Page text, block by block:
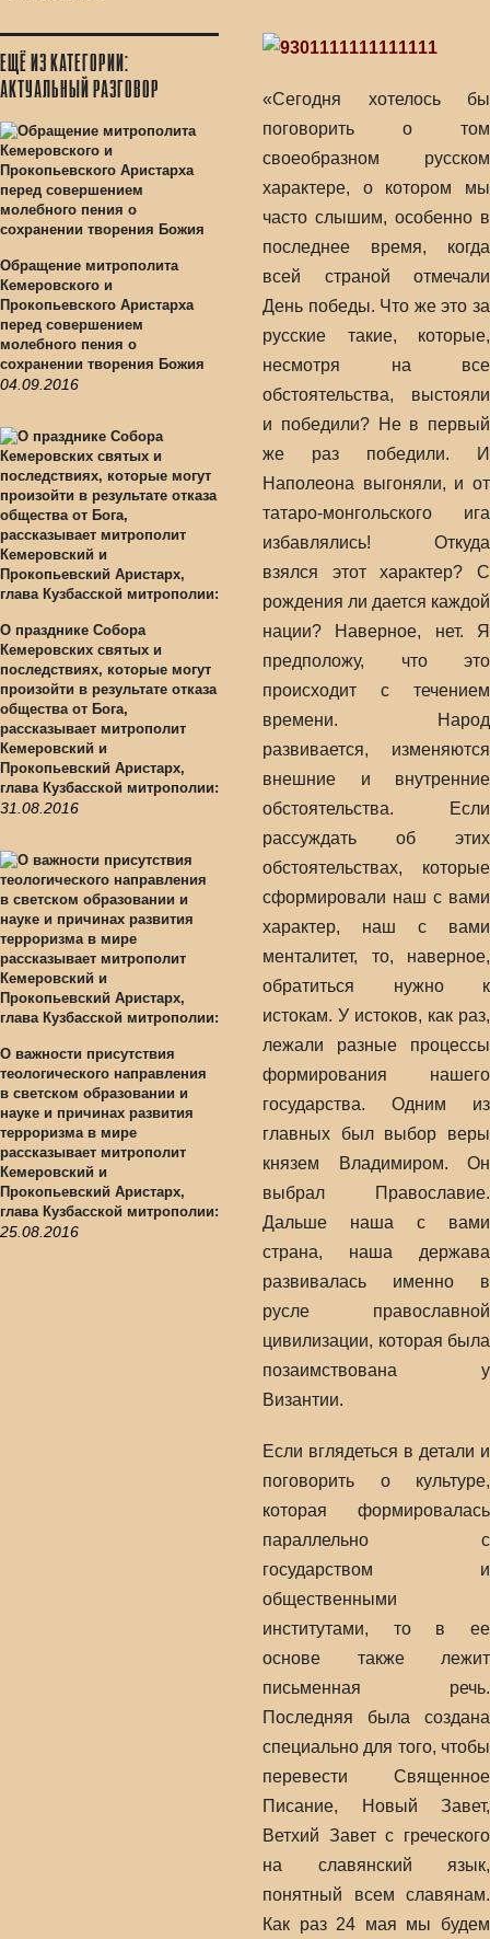
ЕЩЁ ИЗ КАТЕГОРИИ:
АКТУАЛЬНЫЙ РАЗГОВОР
Обращение митрополита
Кемеровского и
Прокопьевского Аристарха
перед совершением
молебного пения о
сохранении творения Божия
04.09.2016
О празднике Собора
Кемеровских святых и
последствиях, которые могут
произойти в результате отказа
общества от Бога,
рассказывает митрополит
Кемеровский и
Прокопьевский Аристарх,
глава Кузбасской митрополии:
31.08.2016
О важности присутствия
теологического направления
в светском образовании и
науке и причинах развития
терроризма в мире
рассказывает митрополит
Кемеровский и
Прокопьевский Аристарх,
глава Кузбасской митрополии:
25.08.2016
«Сегодня хотелось бы
поговорить о том
своеобразном русском
характере, о котором мы
часто слышим, особенно в
последнее время, когда
всей страной отмечали
День победы. Что же это за
русские такие, которые,
несмотря на все
обстоятельства, выстояли
и победили? Не в первый
же раз победили. И
Наполеона выгоняли, и от
татаро-монгольского ига
избавлялись! Откуда
взялся этот характер? С
рождения ли дается каждой
нации? Наверное, нет. Я
предположу, что это
происходит с течением
времени. Народ
развивается, изменяются
внешние и внутренние
обстоятельства. Если
рассуждать об этих
обстоятельствах, которые
сформировали наш с вами
характер, наш с вами
менталитет, то, наверное,
обратиться нужно к
истокам. У истоков, как раз,
лежали разные процессы
формирования нашего
государства. Одним из
главных был выбор веры
князем Владимиром. Он
выбрал Православие.
Дальше наша с вами
страна, наша держава
развивалась именно в
русле православной
цивилизации, которая была
позаимствована у
Византии.
Если вглядеться в детали и
поговорить о культуре,
которая формировалась
параллельно с
государством и
общественными
институтами, то в ее
основе также лежит
письменная речь.
Последняя была создана
специально для того, чтобы
перевести Священное
Писание, Новый Завет,
Ветхий Завет с греческого
на славянский язык,
понятный всем славянам.
Как раз 24 мая мы будем